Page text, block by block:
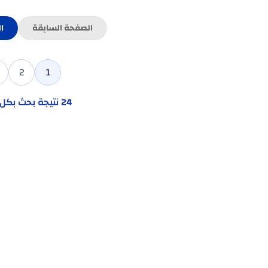
الصفحة السابقة
1
2
24نتيجة بحث